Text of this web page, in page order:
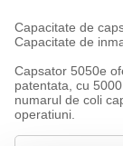
Capacitate de
Capacitate de
Capsator 5050e
patentata, cu
numarul de coli
operatiuni.